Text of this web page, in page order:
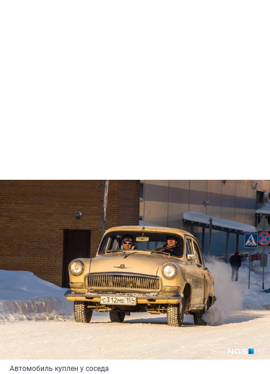
Автомобиль куплен у соседа